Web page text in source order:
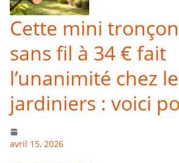
Cette mini
sans fil à 34 € fait
l’unanimité chez
jardiniers : voici
avril 15, 2026